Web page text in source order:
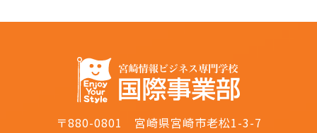
〒880-0801 宮崎県宮崎市老松1-3-7